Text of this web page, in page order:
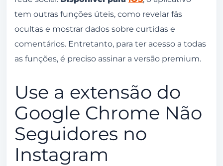
tem outras funções úteis, como revelar fãs
ocultas e mostrar dados sobre curtidas e
comentários. Entretanto, para ter acesso a todas
as funções, é preciso assinar a versão premium.
Use a extensão do
Google Chrome Não
Seguidores no
Instagram